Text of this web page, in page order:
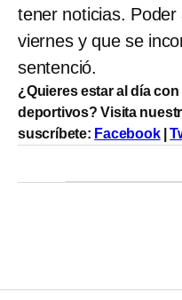
tener noticias.
viernes y que se
sentenció.
¿Quieres estar al día
deportivos? Visita
suscríbete: Facebook|